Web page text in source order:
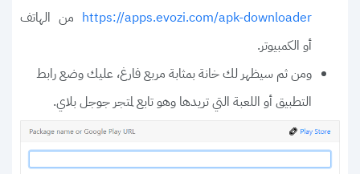
https://apps.evozi.com/apk-downloader من الهاتف
أو الكمبيوتر.
ومن ثم سيظهر لك خانة بمثابة مربع فارغ، عليك وضع رابط
التطبيق أو اللعبة التي تريدها وهو تابع لمتجر جوجل بلاي.